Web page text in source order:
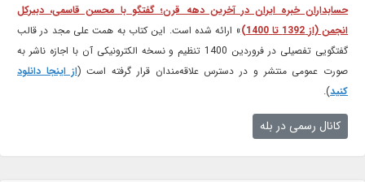
حسابداران خبره ایران در آخرین دهه قرن؛ گفتگو با محسن قاسمی، دبیرکل
انجمن (از 1392 تا 1400)
» ارائه شده است. این کتاب به همت علی مجد در قالب
گفتگویی تفصیلی در فروردین 1400 تنظیم و نسخه الکترونیکی آن با اجازه ناشر به
صورت عمومی منتشر و در دسترس علاقه‌مندان قرار گرفته است (از اینجا دانلود
کنید).
کانال رسمی در بله